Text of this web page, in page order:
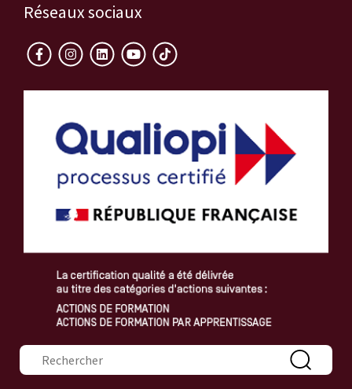
Réseaux sociaux
Formulaire de recherche